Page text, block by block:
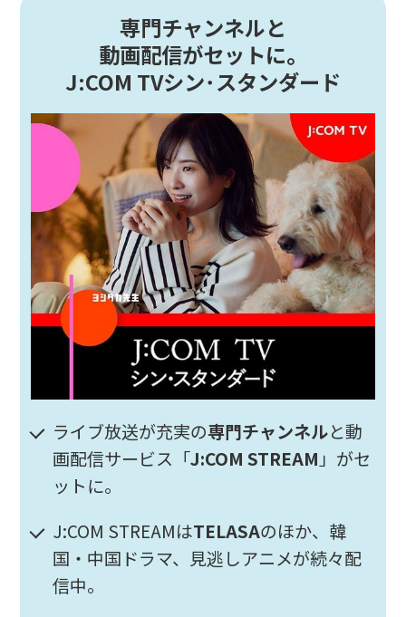
専門チャンネルと
動画配信がセットに。
J:COM TVシン･スタンダード
ライブ放送が充実の専門チャンネルと動
画配信サービス「J:COM STREAM 」がセ
ットに。
J:COM STREAMはTELASAのほか、韓
国・中国ドラマ、見逃しアニメが続々配
信中。